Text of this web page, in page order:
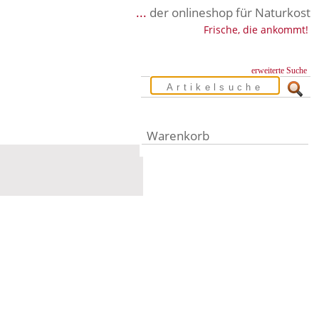
... der onlineshop für Naturkost
Frische, die ankommt!
erweiterte Suche
Warenkorb